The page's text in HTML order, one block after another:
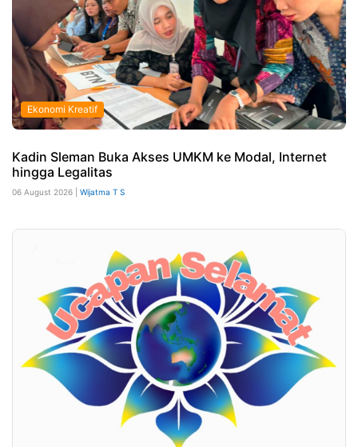
Ekonomi Kreatif
Kadin Sleman Buka Akses UMKM ke Modal, Internet
hingga Legalitas
06 August 2026 | Wijatma T S